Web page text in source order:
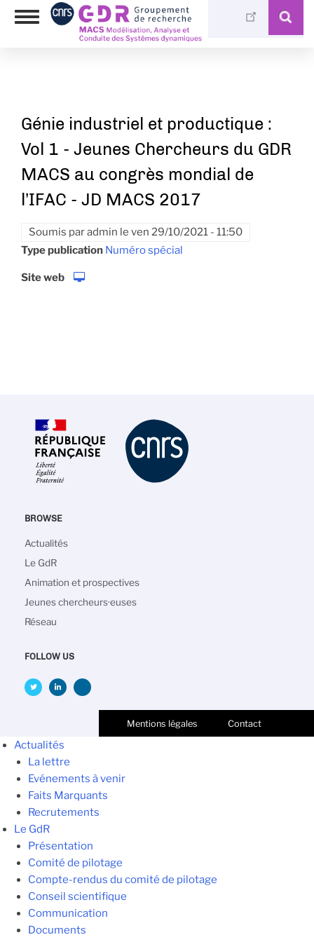
Aller
Toggle
Photothèque
Médiathèque
Génie industriel et productique :
Vol 1 - Jeunes Chercheurs du GDR
MACS au congrès mondial de
l’IFAC - JD MACS 2017
Soumis paradmin le ven 29/10/2021 - 11:50
Type publication Numéro spécial
Site web
BROWSE
Navigation
principale
Actualités
Le GdR
Animation et prospectives
Jeunes chercheurs·euses
Réseau
FOLLOW US
Mentions légales Contact
Actualités
La lettre
Evénements à venir
Faits Marquants
Recrutements
Le GdR
Présentation
Comité de pilotage
Compte-rendus du comité de pilotage
Conseil scientifique
Communication
Documents